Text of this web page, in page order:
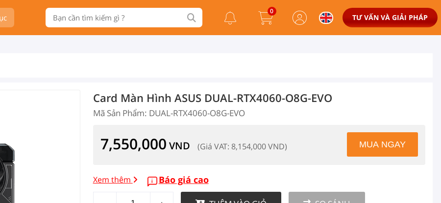
0
TƯ VẤN VÀ GIẢI PHÁP
Card Màn Hình ASUS DUAL-RTX4060-O8G-EVO
Mã Sản Phẩm: DUAL-RTX4060-O8G-EVO
7,550,000 VND (Giá VAT: 8,154,000 VND)
Xem thêm Báo giá cao